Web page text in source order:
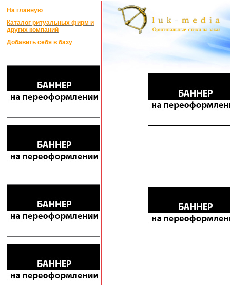
На главную
Каталог ритуальных фирм и
других компаний
Добавить себя в базу